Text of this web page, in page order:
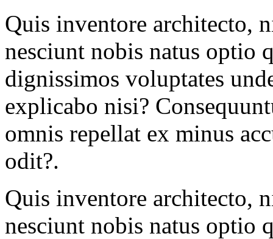
Quis inventore architecto,
nesciunt nobis natus optio
dignissimos voluptates
explicabo nisi?
omnis repellat ex minus
odit?.
Quis inventore architecto,
nesciunt nobis natus optio